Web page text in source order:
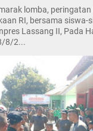
lomba, peringatan
RI, bersama siswa-
Lassang II, Pada
8/2...